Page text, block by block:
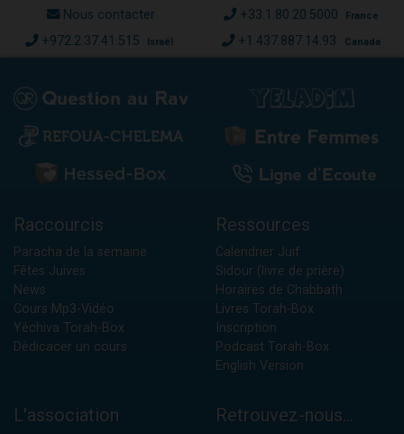
Nous contacter +33.1.80.20.5000 France
+972.2.37.41.515 Israël +1.437.887.14.93 Canada
Raccourcis
Paracha de la semaine
Fêtes Juives
News
Cours Mp3-Vidéo
Yéchiva Torah-Box
Dédicacer un cours
Ressources
Calendrier Juif
Sidour (livre de prière)
Horaires de Chabbath
Livres Torah-Box
Inscription
Podcast Torah-Box
English Version
L'association Retrouvez-nous...